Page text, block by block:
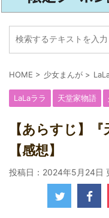
HOME > 少女まんが >
LaLaララ 天堂家物語
【あらすじ】
【感想】
投稿日：2024年5月24日